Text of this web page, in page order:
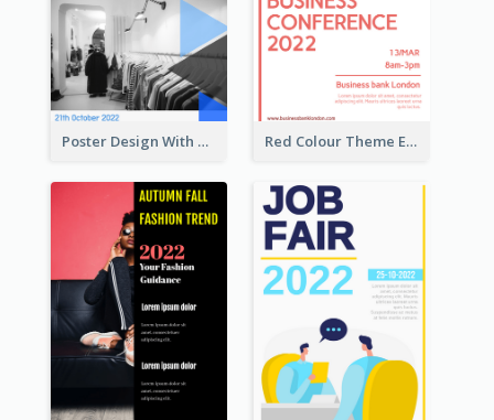
Poster Design With Triangular Decoration Red Colour Theme Event Poster With Simple Description